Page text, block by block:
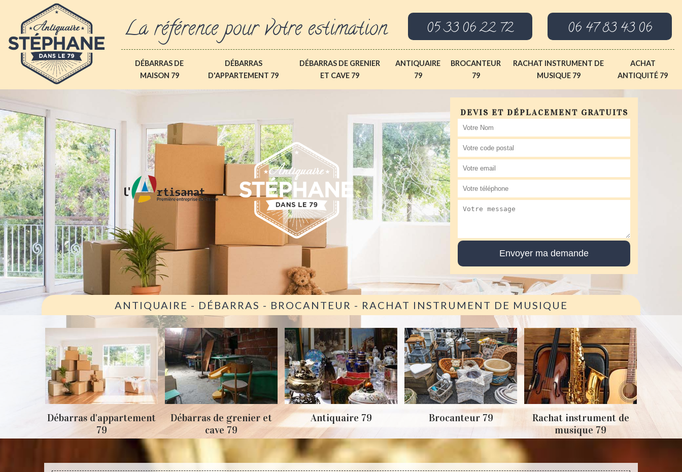
La référence pour votre estimation 05 33 06 22 72 06 47 83 43 06
DÉBARRAS DE
MAISON 79
DÉBARRAS
D'APPARTEMENT 79
DÉBARRAS DE GRENIER
ET CAVE 79
ANTIQUAIRE
79
BROCANTEUR
79
RACHAT INSTRUMENT DE
MUSIQUE 79
ACHAT
ANTIQUITÉ 79
DEVIS ET DÉPLACEMENT GRATUITS
ANTIQUAIRE - DÉBARRAS - BROCANTEUR - RACHAT INSTRUMENT DE MUSIQUE
Débarras d'appartement
79
Débarras de grenier et
cave 79
Antiquaire 79 Brocanteur 79
Rachat instrument de
musique 79